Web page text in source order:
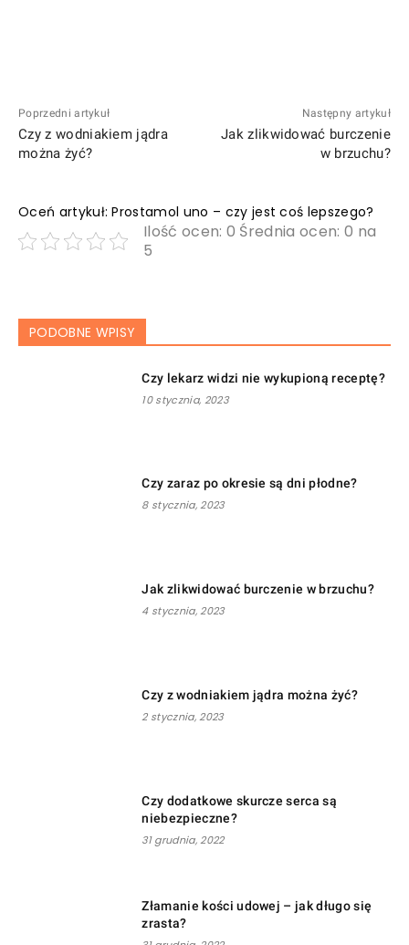
Poprzedni artykuł
Czy z wodniakiem jądra
można żyć?
Następny artykuł
Jak zlikwidować burczenie
w brzuchu?
Oceń artykuł: Prostamol uno – czy jest coś lepszego?
Ilość ocen: 0 Średnia ocen: 0 na
5
PODOBNE WPISY
Czy lekarz widzi nie wykupioną receptę?
10 stycznia, 2023
Czy zaraz po okresie są dni płodne?
8 stycznia, 2023
Jak zlikwidować burczenie w brzuchu?
4 stycznia, 2023
Czy z wodniakiem jądra można żyć?
2 stycznia, 2023
Czy dodatkowe skurcze serca są
niebezpieczne?
31 grudnia, 2022
Złamanie kości udowej – jak długo się
zrasta?